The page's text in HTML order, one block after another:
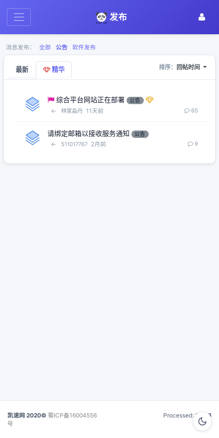
发布
消息发布： 全部 公告 软件发布
最新 精华 排序： 回帖时间
综合平台网站正在部署 公告
← 林家淼丹 11天前 65
请绑定邮箱以接收服务通知 公告
← 511017767 2月前 9
凯速网 2020© 蜀ICP备16004556
号
Processed:0.016